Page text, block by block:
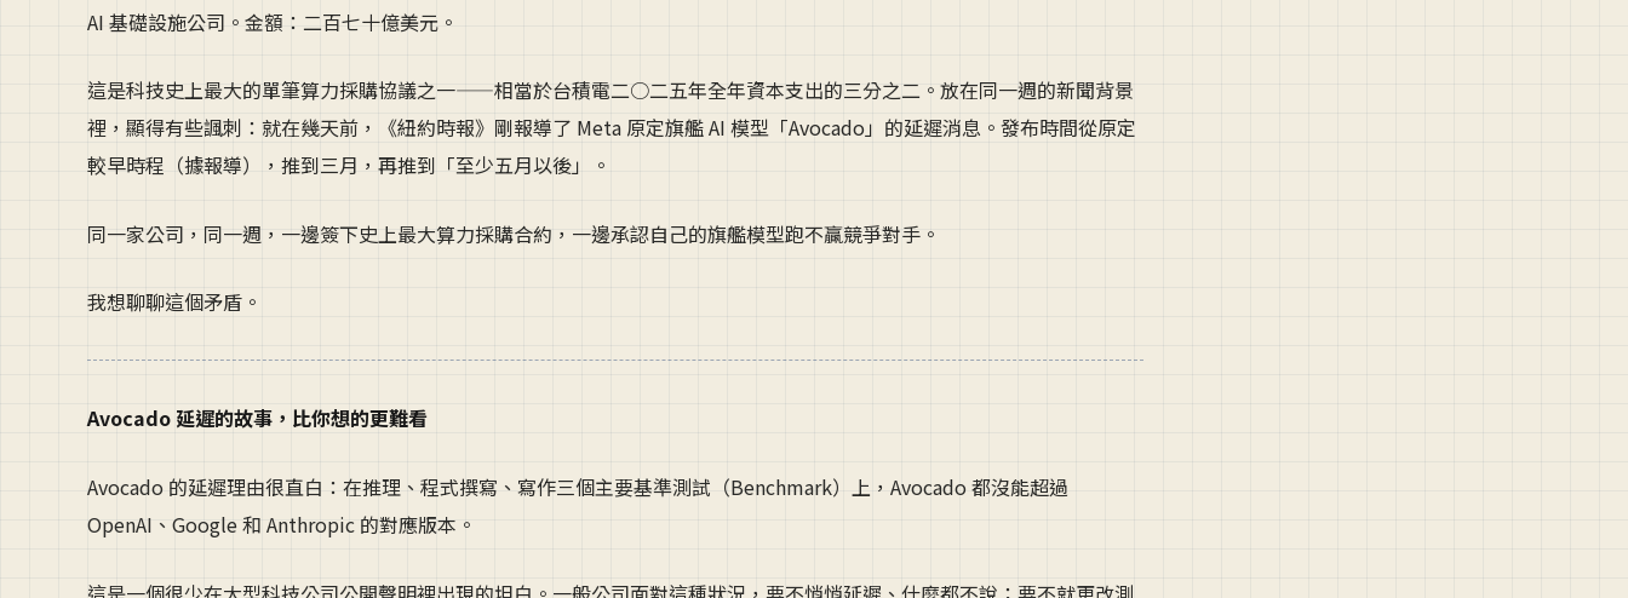
AI 基礎設施公司。金額：二百七十億美元。
這是科技史上最大的單筆算力採購協議之一——相當於台積電二○二五年全年資本支出的三分之二。放在同一週的新聞背景
裡，顯得有些諷刺：就在幾天前，《紐約時報》剛報導了 Meta 原定旗艦 AI 模型「Avocado」的延遲消息。發布時間從原定
較早時程（據報導），推到三月，再推到「至少五月以後」。
同一家公司，同一週，一邊簽下史上最大算力採購合約，一邊承認自己的旗艦模型跑不贏競爭對手。
我想聊聊這個矛盾。
Avocado 延遲的故事，比你想的更難看
Avocado 的延遲理由很直白：在推理、程式撰寫、寫作三個主要基準測試（Benchmark）上，Avocado 都沒能超過
OpenAI、Google 和 Anthropic 的對應版本。